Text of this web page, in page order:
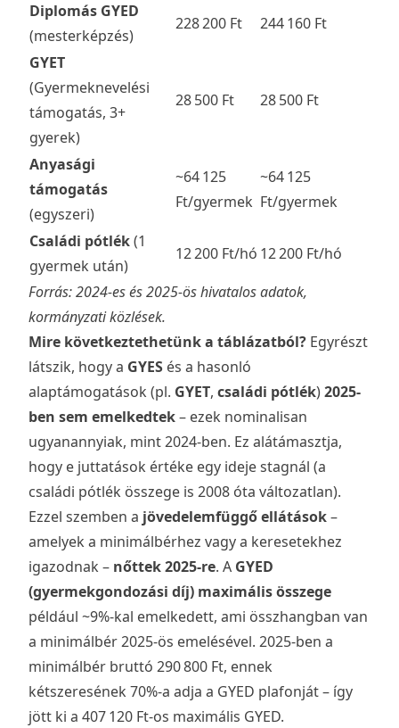
Diplomás GYED
(mesterképzés)
228 200 Ft
244 160 Ft
GYET
(Gyermeknevelési
támogatás, 3+
gyerek)
28 500 Ft 28 500 Ft
Anyasági
támogatás
(egyszeri)
~64 125
Ft/gyermek
~64 125
Ft/gyermek
Családi pótlék(1
gyermek után)
12 200 Ft/hó 12 200 Ft/hó
Forrás: 2024-es és 2025-ös hivatalos adatok,
kormányzati közlések.
Mire következtethetünk a táblázatból? Egyrészt
látszik, hogy a GYES és a hasonló
alaptámogatások (pl. GYET, családi pótlék)2025-
ben sem emelkedtek– ezek nominalisan
ugyanannyiak, mint 2024-ben. Ez alátámasztja,
hogy e juttatások értéke egy ideje stagnál (a
családi pótlék összege is 2008 óta változatlan).
Ezzel szemben a jövedelemfüggő ellátások–
amelyek a minimálbérhez vagy a keresetekhez
igazodnak – nőttek 2025-re. A GYED
(gyermekgondozási díj) maximális összege
például ~9%-kal emelkedett, ami összhangban van
a minimálbér 2025-ös emelésével. 2025-ben a
minimálbér bruttó 290 800 Ft, ennek
kétszeresének 70%-a adja a GYED plafonját – így
jött ki a 407 120 Ft-os maximális GYED.